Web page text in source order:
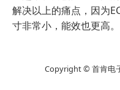
解决以上的痛点，因为
寸非常小，能效也更高。
Copyright © 首肯电